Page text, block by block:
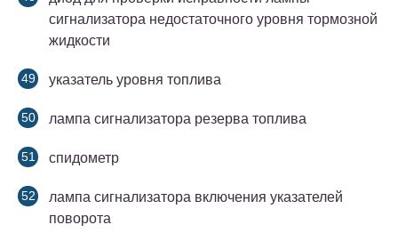
сигнализатора недостаточного уровня тормозной
жидкости
указатель уровня топлива
лампа сигнализатора резерва топлива
спидометр
лампа сигнализатора включения указателей
поворота